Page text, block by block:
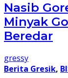
Nasib
Minyak
Beredar
gressy
Berita Gresik,